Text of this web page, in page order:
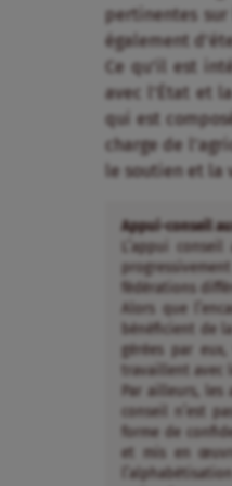
pertinentes
également
Ce qu’il est
avec l’État et
qui est
charge de
le soutien et la
Appui-conseil
L’appui
fédérations
Alors que
bénéficient de
gérées par
travaillent
Par ailleurs,
conseil n’est
forme de
et mis en